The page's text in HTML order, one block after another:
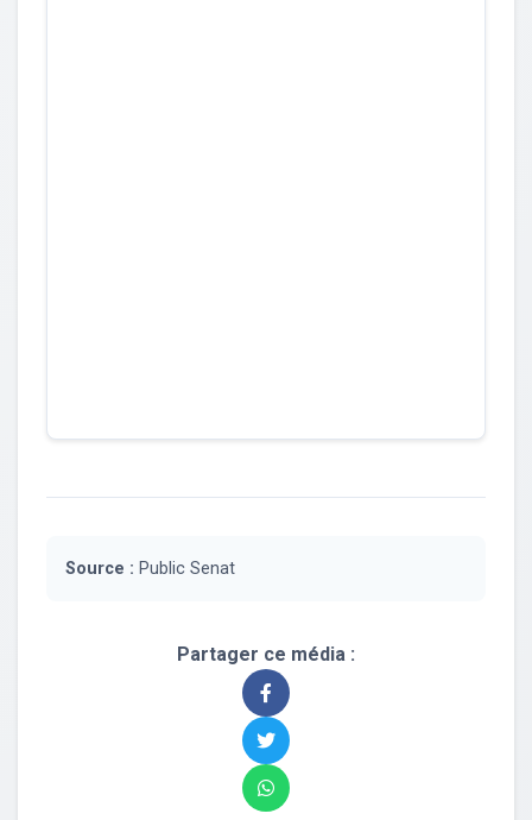
Source : Public Senat
Partager ce média :